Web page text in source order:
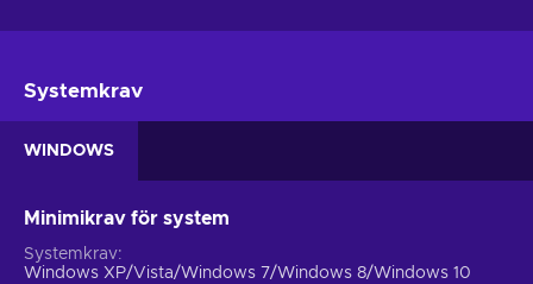
Systemkrav
WINDOWS
Minimikrav för system
Systemkrav
Windows XP/Vista/Windows 7/Windows 8/Windows 10